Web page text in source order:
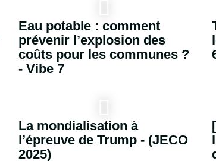
Eau potable : comment
prévenir l’explosion des
coûts pour les communes ?
- Vibe 7
La mondialisation à
l’épreuve de Trump - (JECO
2025)